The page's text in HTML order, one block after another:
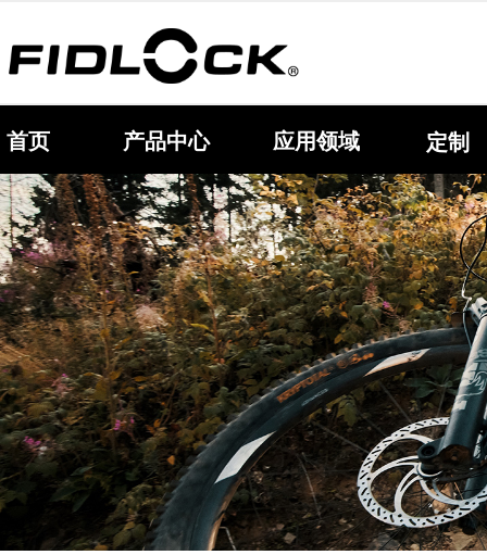
首页 产品中心 定制
应用领域